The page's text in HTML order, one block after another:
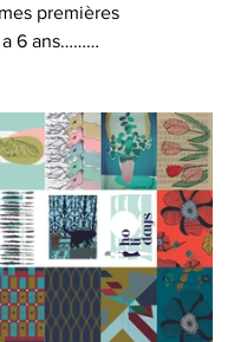
premières
6 ans………